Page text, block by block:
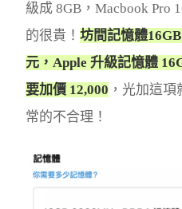
級成 8GB，Macbook Pro
的很貴！ 坊間記憶體
元，Apple 升級記憶體
要加價 12,000 ，光加這
常的不合理！